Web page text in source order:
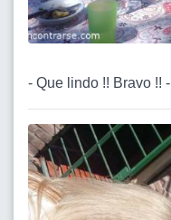
- Que lindo !! Bravo !! -